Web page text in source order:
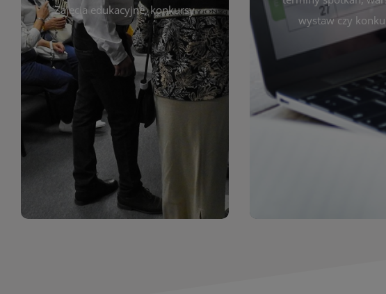
Zajęcia edukacyjne, konkursy
Wystawy
Biblioteka organizuje prezentujące
zarówno sztukę lokalnych twórców,
jak i zbiory tematyczne. W tej sekcji
znajdziesz informacje o aktualnych
ekspozycjach oraz archiwum wystaw
z poprzednich lat. Prezentowane
prace obejmują malarstwo,
wystaw czy
Cię wydarzeniach.
harmonogram na bieżąco,
był zgodny z planem
Zapraszamy do
uczestnictwa w życiu
miasta!